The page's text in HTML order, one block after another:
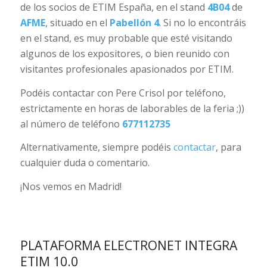
de los socios de ETIM España, en el stand 4B04de
AFME, situado en el Pabellón 4. Si no lo encontráis
en el stand, es muy probable que esté visitando
algunos de los expositores, o bien reunido con
visitantes profesionales apasionados por ETIM.
Podéis contactar con Pere Crisol por teléfono,
estrictamente en horas de laborables de la feria ;))
al número de teléfono 677112735
Alternativamente, siempre podéis contactar, para
cualquier duda o comentario.
¡Nos vemos en Madrid!
PLATAFORMA ELECTRONET INTEGRA
ETIM 10.0